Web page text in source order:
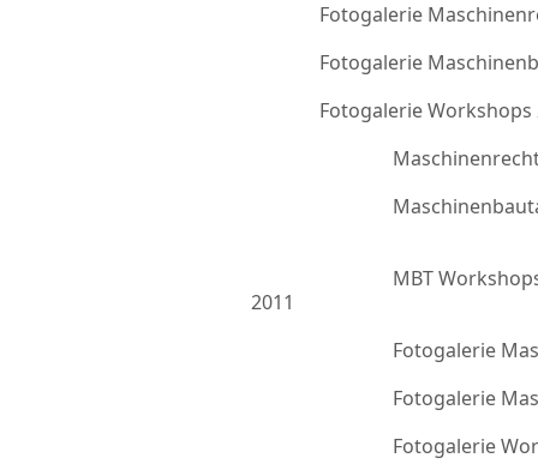
Fotogalerie
Fotogalerie
Fotogalerie Workshops
2011
MBT
Fotogalerie
Fotogalerie
Fotogalerie